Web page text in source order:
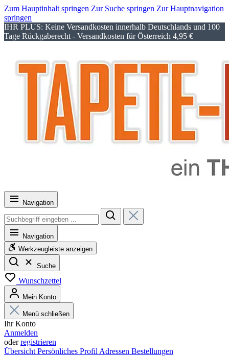
Zum Hauptinhalt springen Zur Suche springen Zur Hauptnavigation
springen
IHR PLUS: Keine Versandkosten innerhalb Deutschlands und 100
Tage Rückgaberecht - Versandkosten für Österreich 4,95 €
Navigation
Navigation
Werkzeugleiste anzeigen
Suche
Wunschzettel
Mein Konto
Menü schließen
Ihr Konto
Anmelden
oderregistrieren
Übersicht Persönliches Profil Adressen Bestellungen